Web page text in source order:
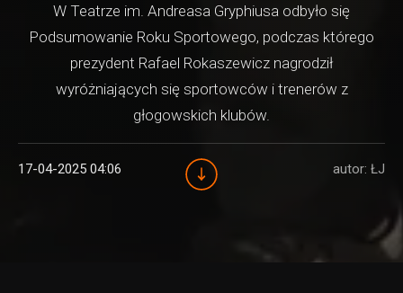
W Teatrze im. Andreasa Gryphiusa odbyło się
Podsumowanie Roku Sportowego, podczas którego
prezydent Rafael Rokaszewicz nagrodził
wyróżniających się sportowców i trenerów z
głogowskich klubów.
17-04-2025 04:06 autor: ŁJ